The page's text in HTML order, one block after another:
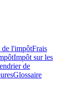
de l'impôtFrais
Impôt sur les
de
Glossaire